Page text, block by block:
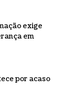
exige
em
por acaso